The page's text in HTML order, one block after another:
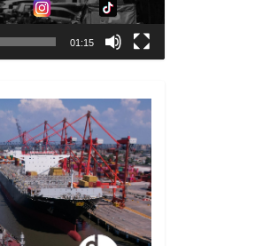
01:15